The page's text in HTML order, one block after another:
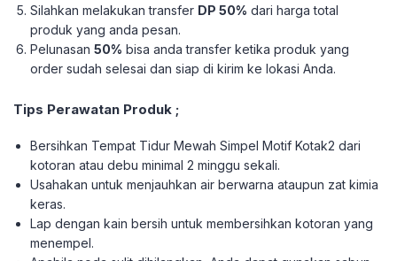
Silahkan melakukan transfer DP 50% dari harga total
produk yang anda pesan.
Pelunasan50% bisa anda transfer ketika produk yang
order sudah selesai dan siap di kirim ke lokasi Anda.
Tips Perawatan Produk ;
Bersihkan Tempat Tidur Mewah Simpel Motif Kotak2 dari
kotoran atau debu minimal 2 minggu sekali.
Usahakan untuk menjauhkan air berwarna ataupun zat kimia
keras.
Lap dengan kain bersih untuk membersihkan kotoran yang
menempel.